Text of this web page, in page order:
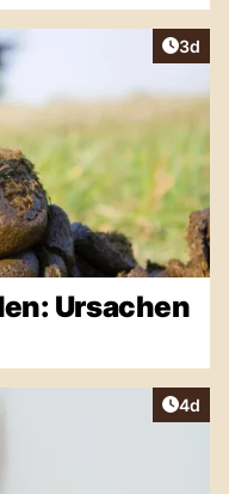
3d
Ursachen
4d